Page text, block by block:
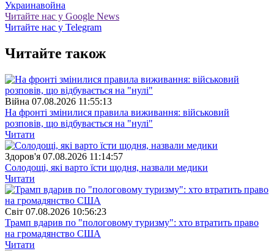
Украинавойна
Читайте нас у Google News
Читайте нас у Telegram
Читайте також
Війна 07.08.2026 11:55:13
На фронті змінилися правила виживання: військовий
розповів, що відбувається на "нулі"
Читати
Здоров'я 07.08.2026 11:14:57
Солодощі, які варто їсти щодня, назвали медики
Читати
Свiт 07.08.2026 10:56:23
Трамп вдарив по "пологовому туризму": хто втратить право
на громадянство США
Читати